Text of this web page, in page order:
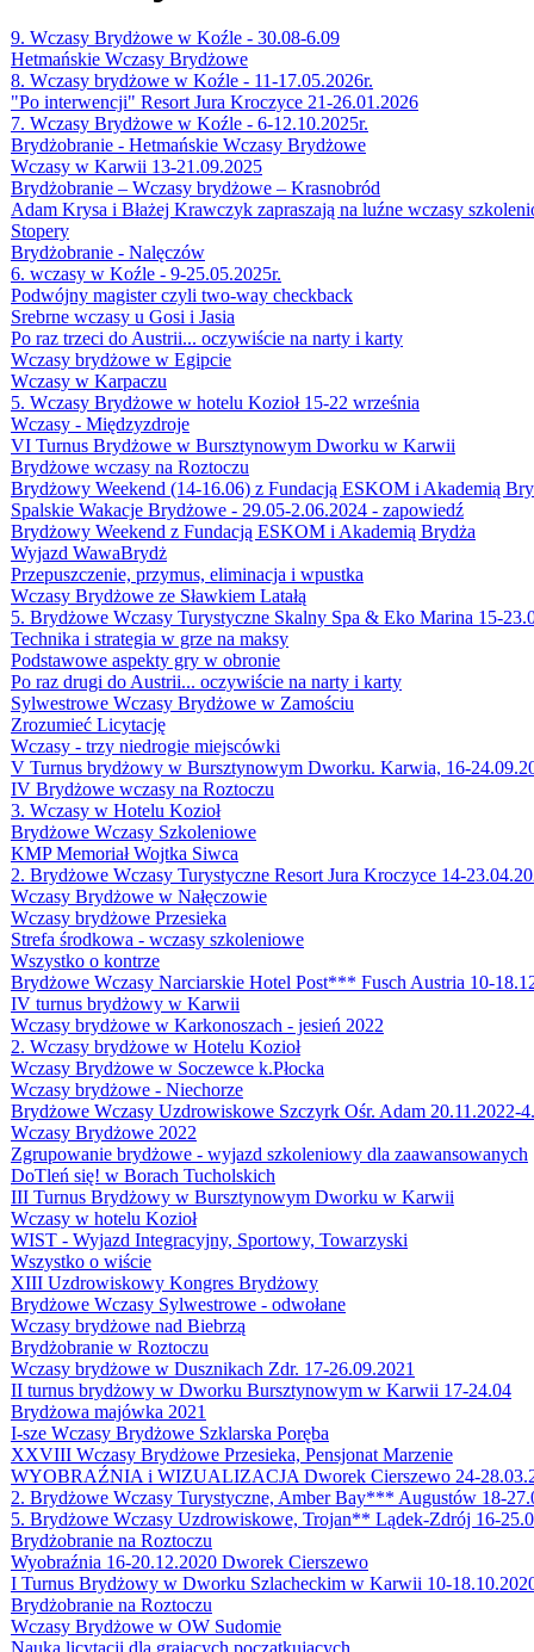
9. Wczasy Brydżowe w Koźle - 30.08-6.09
Hetmańskie Wczasy Brydżowe
8. Wczasy brydżowe w Koźle - 11-17.05.2026r.
"Po interwencji" Resort Jura Kroczyce 21-26.01.2026
7. Wczasy Brydżowe w Koźle - 6-12.10.2025r.
Brydżobranie - Hetmańskie Wczasy Brydżowe
Wczasy w Karwii 13-21.09.2025
Brydżobranie – Wczasy brydżowe – Krasnobród
Adam Krysa i Błażej Krawczyk zapraszają na luźne wczasy
Stopery
Brydżobranie - Nalęczów
6. wczasy w Koźle - 9-25.05.2025r.
Podwójny magister czyli two-way checkback
Srebrne wczasy u Gosi i Jasia
Po raz trzeci do Austrii... oczywiście na narty i karty
Wczasy brydżowe w Egipcie
Wczasy w Karpaczu
5. Wczasy Brydżowe w hotelu Kozioł 15-22 września
Wczasy - Międzyzdroje
VI Turnus Brydżowe w Bursztynowym Dworku w Karwii
Brydżowe wczasy na Roztoczu
Brydżowy Weekend (14-16.06) z Fundacją ESKOM i Akademią
Spalskie Wakacje Brydżowe - 29.05-2.06.2024 - zapowiedź
Brydżowy Weekend z Fundacją ESKOM i Akademią Brydża
Wyjazd WawaBrydż
Przepuszczenie, przymus, eliminacja i wpustka
Wczasy Brydżowe ze Sławkiem Latałą
5. Brydżowe Wczasy Turystyczne Skalny Spa & Eko Marina 15-
Technika i strategia w grze na maksy
Podstawowe aspekty gry w obronie
Po raz drugi do Austrii... oczywiście na narty i karty
Sylwestrowe Wczasy Brydżowe w Zamościu
Zrozumieć Licytację
Wczasy - trzy niedrogie miejscówki
V Turnus brydżowy w Bursztynowym Dworku. Karwia, 16-
IV Brydżowe wczasy na Roztoczu
3. Wczasy w Hotelu Kozioł
Brydżowe Wczasy Szkoleniowe
KMP Memoriał Wojtka Siwca
2. Brydżowe Wczasy Turystyczne Resort Jura Kroczyce 14-
Wczasy Brydżowe w Nałęczowie
Wczasy brydżowe Przesieka
Strefa środkowa - wczasy szkoleniowe
Wszystko o kontrze
Brydżowe Wczasy Narciarskie Hotel Post*** Fusch Austria 10-
IV turnus brydżowy w Karwii
Wczasy brydżowe w Karkonoszach - jesień 2022
2. Wczasy brydżowe w Hotelu Kozioł
Wczasy Brydżowe w Soczewce k.Płocka
Wczasy brydżowe - Niechorze
Brydżowe Wczasy Uzdrowiskowe Szczyrk Ośr. Adam 20.11.2022-
Wczasy Brydżowe 2022
Zgrupowanie brydżowe - wyjazd szkoleniowy dla zaawansowanych
DoTleń się! w Borach Tucholskich
III Turnus Brydżowy w Bursztynowym Dworku w Karwii
Wczasy w hotelu Kozioł
WIST - Wyjazd Integracyjny, Sportowy, Towarzyski
Wszystko o wiście
XIII Uzdrowiskowy Kongres Brydżowy
Brydżowe Wczasy Sylwestrowe - odwołane
Wczasy brydżowe nad Biebrzą
Brydżobranie w Roztoczu
Wczasy brydżowe w Dusznikach Zdr. 17-26.09.2021
II turnus brydżowy w Dworku Bursztynowym w Karwii 17-24.04
Brydżowa majówka 2021
I-sze Wczasy Brydżowe Szklarska Poręba
XXVIII Wczasy Brydżowe Przesieka, Pensjonat Marzenie
WYOBRAŹNIA i WIZUALIZACJA Dworek Cierszewo 24-
2. Brydżowe Wczasy Turystyczne, Amber Bay*** Augustów 18-
5. Brydżowe Wczasy Uzdrowiskowe, Trojan** Lądek-Zdrój 16-
Brydżobranie na Roztoczu
Wyobraźnia 16-20.12.2020 Dworek Cierszewo
I Turnus Brydżowy w Dworku Szlacheckim w Karwii 10-
Brydżobranie na Roztoczu
Wczasy Brydżowe w OW Sudomie